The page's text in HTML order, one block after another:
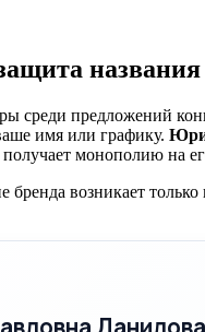
среди предложений
имя или графику.
получает монополию на
возникает только